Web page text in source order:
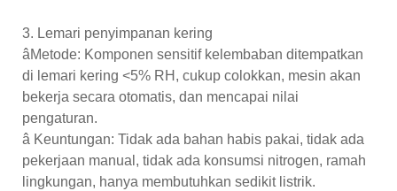
3. Lemari penyimpanan kering
âMetode: Komponen sensitif kelembaban ditempatkan
di lemari kering <5% RH, cukup colokkan, mesin akan
bekerja secara otomatis, dan mencapai nilai
pengaturan.
â Keuntungan: Tidak ada bahan habis pakai, tidak ada
pekerjaan manual, tidak ada konsumsi nitrogen, ramah
lingkungan, hanya membutuhkan sedikit listrik.